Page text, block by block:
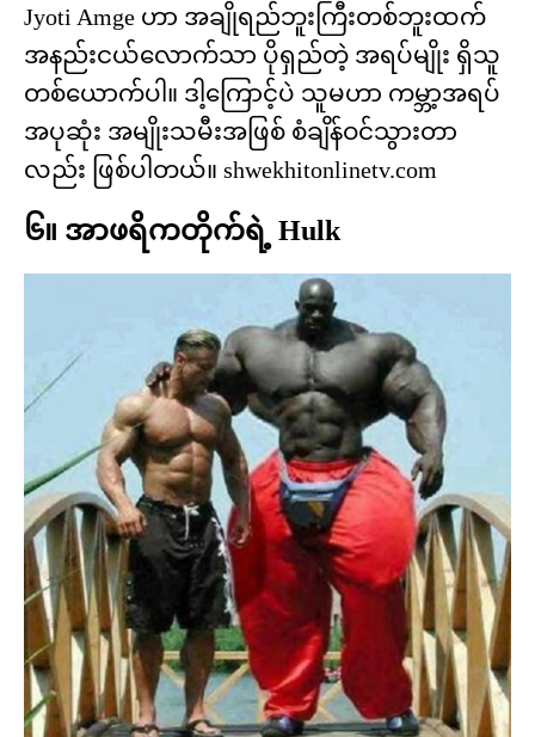
Jyoti Amge ဟာ အချိုရည်ဘူးကြီးတစ်ဘူးထက်
အနည်းငယ်လောက်သာ ပိုရှည်တဲ့ အရပ်မျိုး ရှိသူ
တစ်ယောက်ပါ။ ဒါ့ကြောင့်ပဲ သူမဟာ ကမ္ဘာ့အရပ်
အပုဆုံး အမျိုးသမီးအဖြစ် စံချိန်ဝင်သွားတာ
လည်း ဖြစ်ပါတယ်။ shwekhitonlinetv.com
၆။ အာဖရိကတိုက်ရဲ့ Hulk